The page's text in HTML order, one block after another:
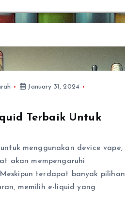
January 31, 2024
Terbaik Untuk
menggunakan device vape,
akan mempengaruhi
terdapat banyak pilihan
memilih e-liquid yang